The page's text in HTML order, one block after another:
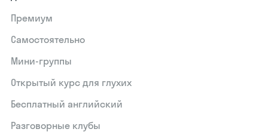
Премиум
Самостоятельно
Мини-группы
Открытый курс для глухих
Бесплатный английский
Разговорные клубы